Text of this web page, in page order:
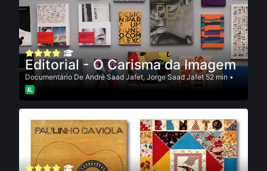
Editorial - O Carisma da Imagem
DocumentárioDe André Saad Jafet, Jorge Saad Jafet52 min •